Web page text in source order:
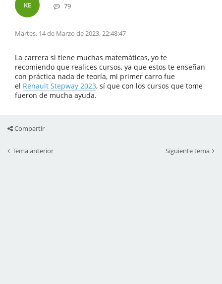
KE 79
Martes, 14 de Marzo de 2023, 22:48:47
La carrera si tiene muchas matemáticas, yo te
recomiendo que realices cursos, ya que estos te enseñan
con práctica nada de teoría, mi primer carro fue
el Renault Stepway 2023, sí que con los cursos que tome
fueron de mucha ayuda.
Compartir
Tema anterior Siguiente tema